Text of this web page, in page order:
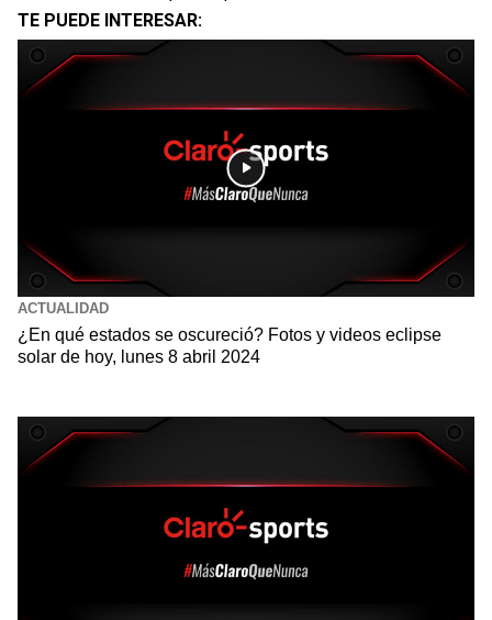
TE PUEDE INTERESAR:
ACTUALIDAD
¿En qué estados se oscureció? Fotos y videos eclipse
solar de hoy, lunes 8 abril 2024